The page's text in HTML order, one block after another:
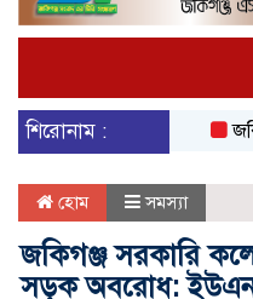
শিরোনাম :
হোম সমস্যা
জকিগঞ্জ সরকারি
সড়ক অবরোধ: